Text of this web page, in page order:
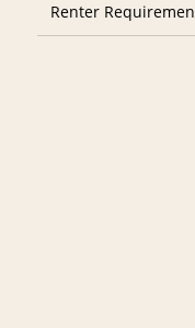
Renter